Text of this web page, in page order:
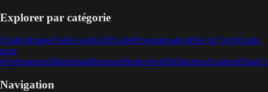
Explorer par catégorie
ChatbotImageVidéoAudio3DCodeProgrammationDev & TechOutils
pour
développeursMarketingBusinessProductivitéRédactionAssistantData
Navigation